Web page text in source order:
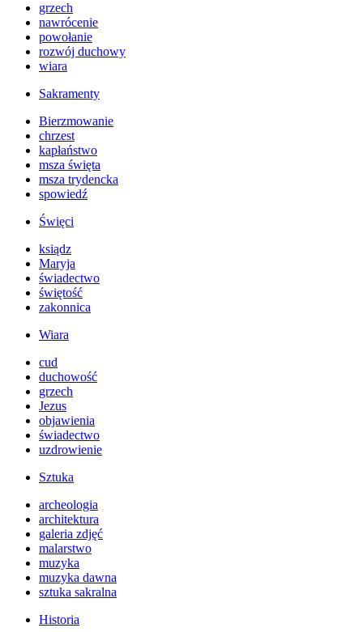
grzech
nawrócenie
powołanie
rozwój duchowy
wiara
Sakramenty
Bierzmowanie
chrzest
kapłaństwo
msza święta
msza trydencka
spowiedź
Święci
ksiądz
Maryja
świadectwo
świętość
zakonnica
Wiara
cud
duchowość
grzech
Jezus
objawienia
świadectwo
uzdrowienie
Sztuka
archeologia
architektura
galeria zdjęć
malarstwo
muzyka
muzyka dawna
sztuka sakralna
Historia